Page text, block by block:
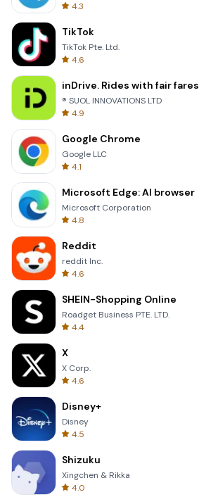
4.3
TikTok
TikTok Pte. Ltd.
4.6
inDrive. Rides with fair fares
® SUOL INNOVATIONS LTD
4.9
Google Chrome
Google LLC
4.1
Microsoft Edge: AI browser
Microsoft Corporation
4.8
Reddit
reddit Inc.
4.6
SHEIN-Shopping Online
Roadget Business PTE. LTD.
4.4
X
X Corp.
4.6
Disney+
Disney
4.5
Shizuku
Xingchen & Rikka
4.0